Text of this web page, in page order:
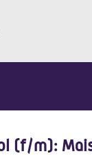
(f/m):